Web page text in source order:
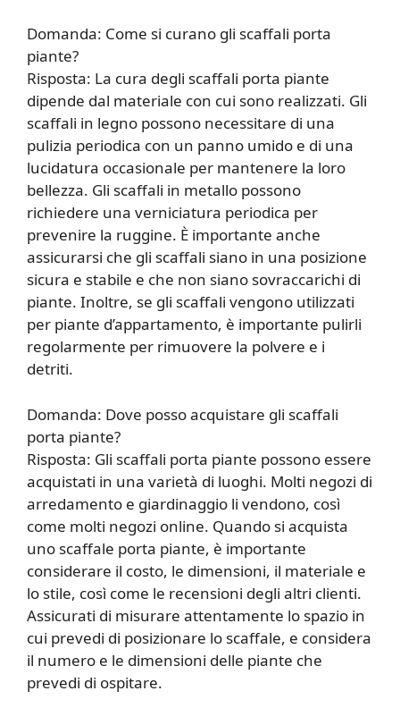
Domanda: Come si curano gli scaffali porta
piante?
Risposta: La cura degli scaffali porta piante
dipende dal materiale con cui sono realizzati. Gli
scaffali in legno possono necessitare di una
pulizia periodica con un panno umido e di una
lucidatura occasionale per mantenere la loro
bellezza. Gli scaffali in metallo possono
richiedere una verniciatura periodica per
prevenire la ruggine. È importante anche
assicurarsi che gli scaffali siano in una posizione
sicura e stabile e che non siano sovraccarichi di
piante. Inoltre, se gli scaffali vengono utilizzati
per piante d’appartamento, è importante pulirli
regolarmente per rimuovere la polvere e i
detriti.
Domanda: Dove posso acquistare gli scaffali
porta piante?
Risposta: Gli scaffali porta piante possono essere
acquistati in una varietà di luoghi. Molti negozi di
arredamento e giardinaggio li vendono, così
come molti negozi online. Quando si acquista
uno scaffale porta piante, è importante
considerare il costo, le dimensioni, il materiale e
lo stile, così come le recensioni degli altri clienti.
Assicurati di misurare attentamente lo spazio in
cui prevedi di posizionare lo scaffale, e considera
il numero e le dimensioni delle piante che
prevedi di ospitare.